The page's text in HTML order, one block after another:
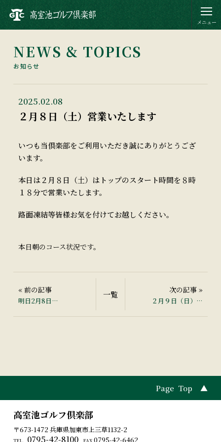
NEWS & TOPICS
お知らせ
2025.02.08
２月８日（土）営業いたします
いつも当倶楽部をご利用いただき誠にありがとうござ
います。
本日は２月８日（土）はトップのスタート時間を８時
１８分で営業いたします。
路面凍結等皆様お気を付けてお越しください。
本日朝のコース状況です。
« 前の記事
明日2月8日
一覧 次の記事 »
２月９日（日）の
Page Top ▲
高室池ゴルフ倶楽部
〒673-1472 兵庫県加東市上三草1132-2
0795-42-8100 FAX.0795-42-6462